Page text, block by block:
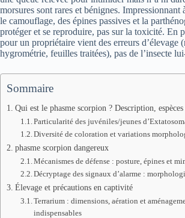
morsures sont rares et bénignes. Impressionnant
le camouflage, des épines passives et la
protéger et se reproduire, pas sur la toxicité. En
pour un propriétaire vient des erreurs d’élevage
hygrométrie, feuilles traitées), pas de l’insecte
Sommaire
Qui est le phasme scorpion ? Description,
Particularité des juvéniles/jeunes
Diversité de coloration et variations
phasme scorpion dangereux
Mécanismes de défense : posture, épines et
Décryptage des signaux d’alarme :
Élevage et précautions en captivité
Terrarium : dimensions, aération et
indispensables